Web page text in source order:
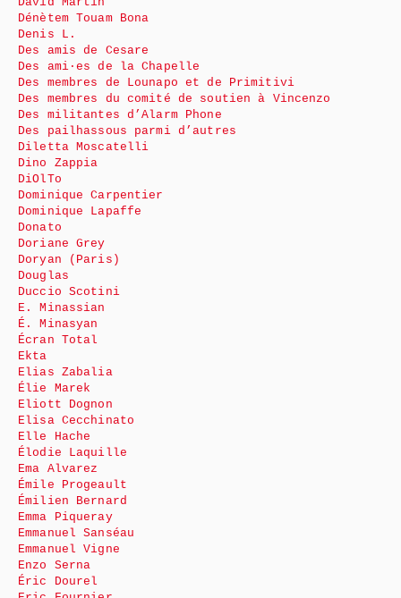
Dénètem Touam Bona
Denis L.
Des amis de Cesare
Des ami·es de la Chapelle
Des membres de Lounapo et de Primitivi
Des membres du comité de soutien à Vincenzo
Des militantes d’Alarm Phone
Des pailhassous parmi d’autres
Diletta Moscatelli
Dino Zappia
DiOlTo
Dominique Carpentier
Dominique Lapaffe
Donato
Doriane Grey
Doryan (Paris)
Douglas
Duccio Scotini
E. Minassian
É. Minasyan
Écran Total
Ekta
Elias Zabalia
Élie Marek
Eliott Dognon
Elisa Cecchinato
Elle Hache
Élodie Laquille
Ema Alvarez
Émile Progeault
Émilien Bernard
Emma Piqueray
Emmanuel Sanséau
Emmanuel Vigne
Enzo Serna
Éric Dourel